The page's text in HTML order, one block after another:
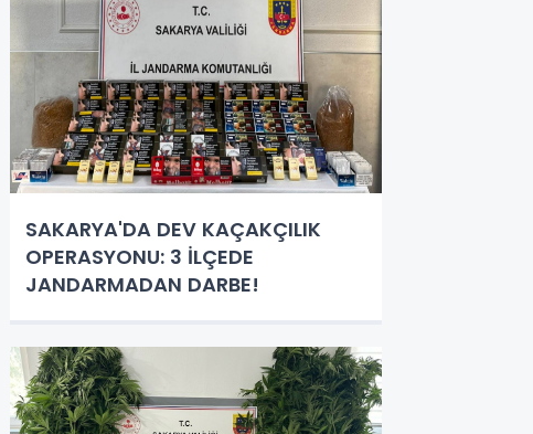
SAKARYA'DA DEV KAÇAKÇILIK
OPERASYONU: 3 İLÇEDE
JANDARMADAN DARBE!